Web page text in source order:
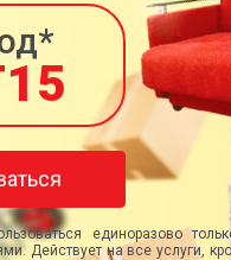
единоразово
Действует на все услуги,